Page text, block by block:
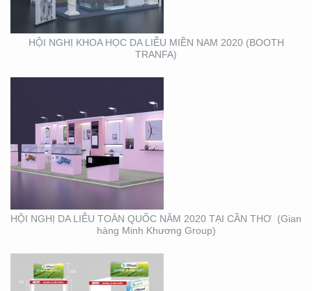
HỘI NGHỊ KHOA HỌC DA LIỄU MIỀN NAM 2020 (BOOTH
TRANFA)
HÀNG MINH KHƯƠNG
GROUP)
HỘI NGHỊ DA LIỄU TOÀN QUỐC NĂM 2020 TẠI CẦN THƠ (Gian
hàng Minh Khương Group)
THIẾT KẾ – THI CÔNG
KỆ TRƯNG BÀY SẢN
PHẨM O’FOOD